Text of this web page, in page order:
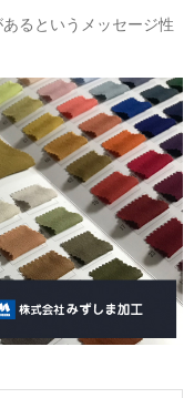
るというメッセージ性